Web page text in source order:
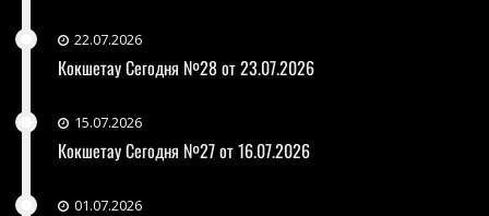
22.07.2026
Кокшетау Сегодня №28 от 23.07.2026
15.07.2026
Кокшетау Сегодня №27 от 16.07.2026
01.07.2026